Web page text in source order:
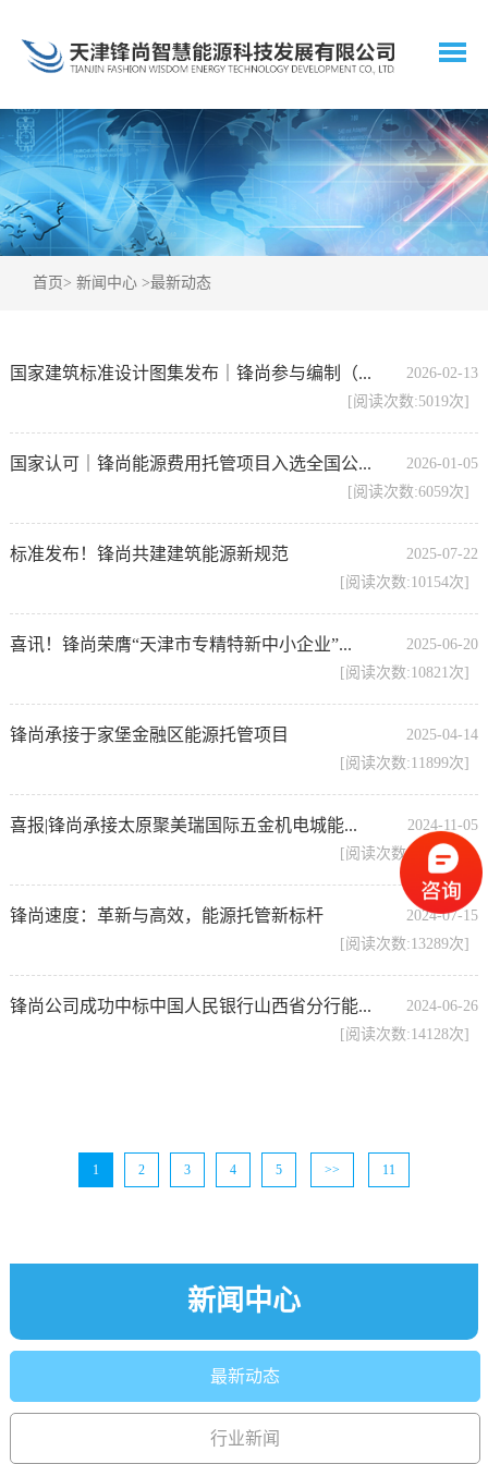
首页> 新闻中心 >最新动态
国家建筑标准设计图集发布｜锋尚参与编制（...
2026-02-13
[阅读次数:5019次]
国家认可｜锋尚能源费用托管项目入选全国公...
2026-01-05
[阅读次数:6059次]
标准发布！锋尚共建建筑能源新规范
2025-07-22
[阅读次数:10154次]
喜讯！锋尚荣膺“天津市专精特新中小企业”...
2025-06-20
[阅读次数:10821次]
锋尚承接于家堡金融区能源托管项目
2025-04-14
[阅读次数:11899次]
喜报|锋尚承接太原聚美瑞国际五金机电城能...
2024-11-05
[阅读次数:12684次]
锋尚速度：革新与高效，能源托管新标杆
2024-07-15
[阅读次数:13289次]
锋尚公司成功中标中国人民银行山西省分行能...
2024-06-26
[阅读次数:14128次]
1 2 3 4 5 >> 11
新闻中心
最新动态
行业新闻